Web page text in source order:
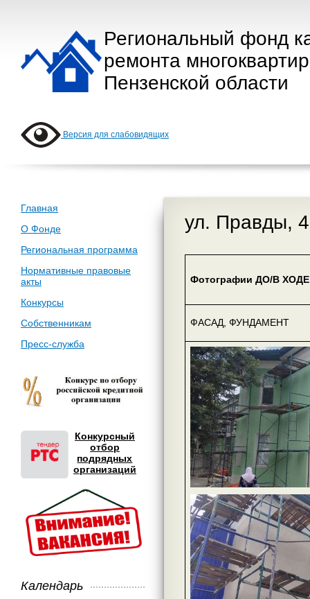
Региональный фонд
ремонта
Пензенской области
Версия для слабовидящих
Главная
О Фонде
Региональная программа
Нормативные правовые
акты
Конкурсы
Собственникам
Пресс-служба
Конкурсный
отбор
подрядных
организаций
Календарь
ул. Правды, 4
Фотографии ДО/В ХОДЕ
ФАСАД, ФУНДАМЕНТ